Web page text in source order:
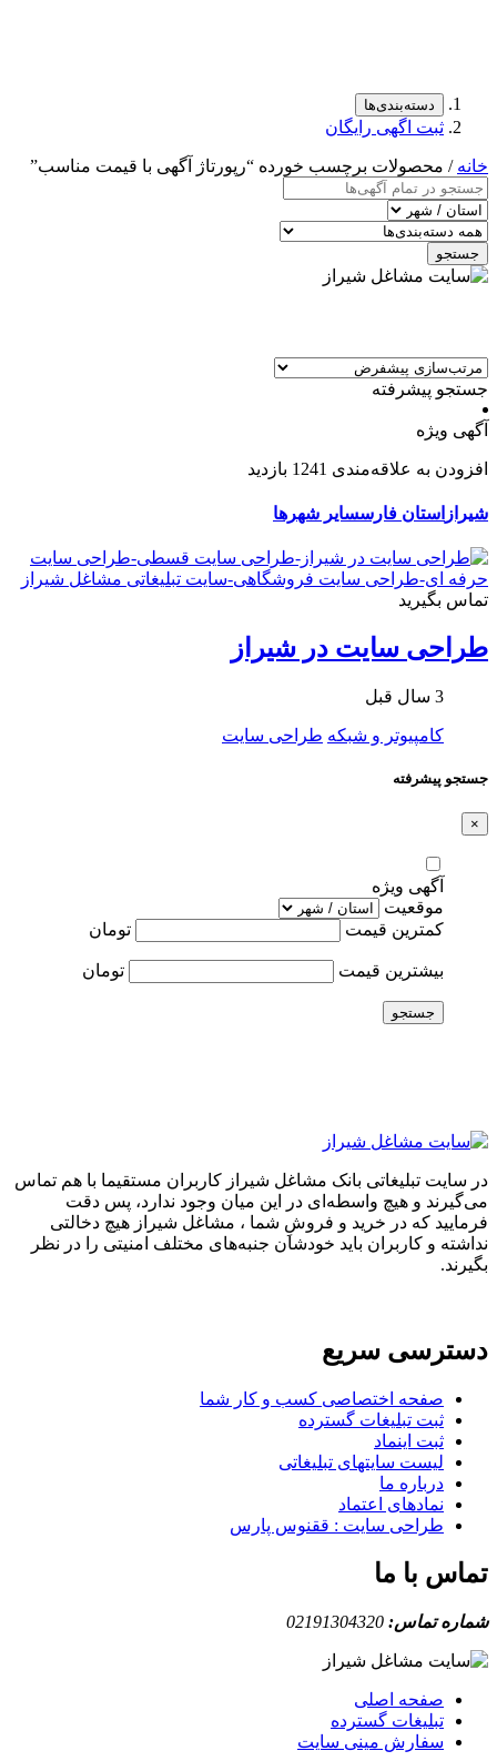
دسته‌بندی‌ها
ثبت اگهی رایگان
خانه / محصولات برچسب خورده “رپورتاژ آگهی با قیمت مناسب”
جستجو
جستجو پیشرفته
آگهی ویژه
افزودن به علاقه‌مندی 1241 بازدید
شیراز استان فارسسایر شهرها
تماس بگیرید
طراحی سایت در شیراز
3 سال قبل
کامپیوتر و شبکه طراحی سایت
جستجو پیشرفته
×
آگهی ویژه
موقعیت
کمترین قیمت
تومان
بیشترین قیمت تومان
جستجو
در سایت تبلیغاتی بانک مشاغل شیراز کاربران مستقیما با هم تماس
می‌گیرند و هیچ واسطه‌ای در این میان وجود ندارد، پس دقت
فرمایید که در خرید و فروشِ شما ، مشاغل شیراز هیچ دخالتی
نداشته و کاربران باید خودشان جنبه‌های مختلف امنیتی را در نظر
بگیرند.
دسترسی سریع
صفحه اختصاصی کسب و کار شما
ثبت تبلیغات گسترده
ثبت اینماد
لیست سایتهای تبلیغاتی
درباره ما
نمادهای اعتماد
طراحی سایت : ققنوس پارس
تماس با ما
شماره تماس: 02191304320
صفحه اصلی
تبلیغات گسترده
سفارش مینی سایت